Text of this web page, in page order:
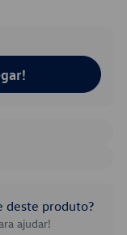
deste produto?
ajudar!